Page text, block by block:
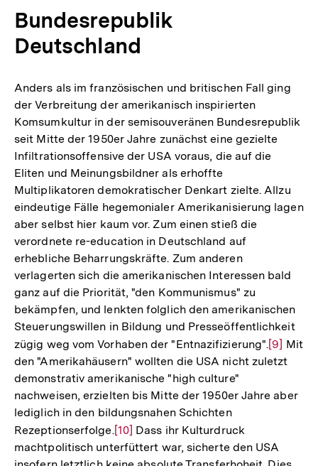
Bundesrepublik
Deutschland
Anders als im französischen und britischen Fall ging
der Verbreitung der amerikanisch inspirierten
Komsumkultur in der semisouveränen Bundesrepublik
seit Mitte der 1950er Jahre zunächst eine gezielte
Infiltrationsoffensive der USA voraus, die auf die
Eliten und Meinungsbildner als erhoffte
Multiplikatoren demokratischer Denkart zielte. Allzu
eindeutige Fälle hegemonialer Amerikanisierung lagen
aber selbst hier kaum vor. Zum einen stieß die
verordnete re-education in Deutschland auf
erhebliche Beharrungskräfte. Zum anderen
verlagerten sich die amerikanischen Interessen bald
ganz auf die Priorität, "den Kommunismus" zu
bekämpfen, und lenkten folglich den amerikanischen
Steuerungswillen in Bildung und Presseöffentlichkeit
zügig weg vom Vorhaben der "Entnazifizierung".Zur
Fußnote
[9] Mit
den "Amerikahäusern" wollten die USA nicht zuletzt
demonstrativ amerikanische "high culture"
nachweisen, erzielten bis Mitte der 1950er Jahre aber
lediglich in den bildungsnahen Schichten
Rezeptionserfolge.Zur
Auflösung
[10] Dass ihr Kulturdruck
machtpolitisch unterfüttert war, sicherte den USA